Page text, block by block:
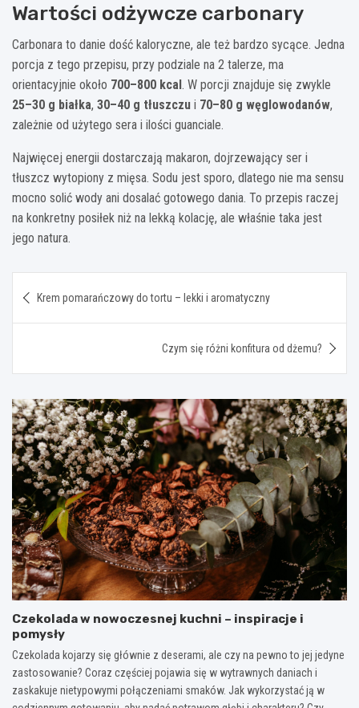
Wartości odżywcze carbonary
Carbonara to danie dość kaloryczne, ale też bardzo sycące. Jedna
porcja z tego przepisu, przy podziale na 2 talerze, ma
orientacyjnie około 700–800 kcal. W porcji znajduje się zwykle
25–30 g białka, 30–40 g tłuszczu i 70–80 g węglowodanów,
zależnie od użytego sera i ilości guanciale.
Najwięcej energii dostarczają makaron, dojrzewający ser i
tłuszcz wytopiony z mięsa. Sodu jest sporo, dlatego nie ma sensu
mocno solić wody ani dosalać gotowego dania. To przepis raczej
na konkretny posiłek niż na lekką kolację, ale właśnie taka jest
jego natura.
wpisu
Krem pomarańczowy do tortu – lekki i aromatyczny
Czym się różni konfitura od dżemu?
Czekolada w nowoczesnej kuchni – inspiracje i
pomysły
Czekolada kojarzy się głównie z deserami, ale czy na pewno to jej jedyne
zastosowanie? Coraz częściej pojawia się w wytrawnych daniach i
zaskakuje nietypowymi połączeniami smaków. Jak wykorzystać ją w